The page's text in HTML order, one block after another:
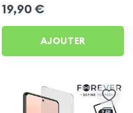
19,90 €
AJOUTER